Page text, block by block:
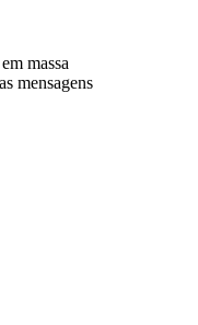
massa
mensagens